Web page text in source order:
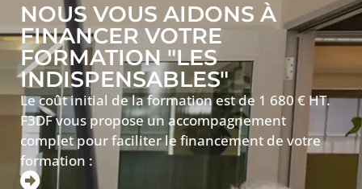
NOUS VOUS AIDONS À
FINANCER VOTRE
FORMATION "LES
INDISPENSABLES"
Le coût initial de la formation est de 1 680 € HT.
F3DF vous propose un accompagnement
complet pour faciliter le financement de votre
formation :